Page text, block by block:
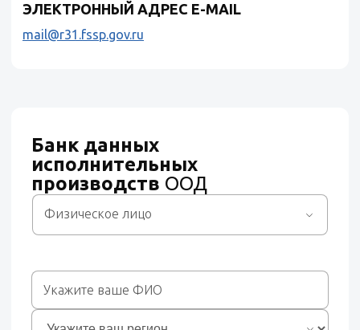
ЭЛЕКТРОННЫЙ АДРЕС E-MAIL
mail@r31.fssp.gov.ru
Банк данных
исполнительных
производств ООД
Физическое лицо